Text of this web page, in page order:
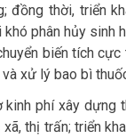
đồng thời, triển
phân hủy sinh
biến tích
xử lý bao bì
kinh phí xây
thị trấn; triển